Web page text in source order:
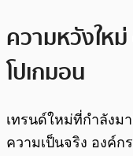
ความหวังให
โปเกมอน
เทรนด์ใหม่ที่กำลังม
ความเป็นจริง องค์ก